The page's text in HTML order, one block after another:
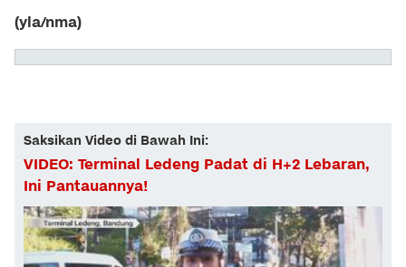
(yla/nma)
Saksikan Video di Bawah Ini:
VIDEO: Terminal Ledeng Padat di H+2 Lebaran,
Ini Pantauannya!